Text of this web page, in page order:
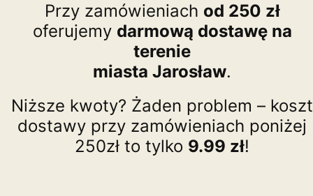
Przy zamówieniach od 250 zł
oferujemy darmową dostawę na
terenie
miasta Jarosław.
Niższe kwoty? Żaden problem – koszt
dostawy przy zamówieniach poniżej
250zł to tylko 9.99 zł!